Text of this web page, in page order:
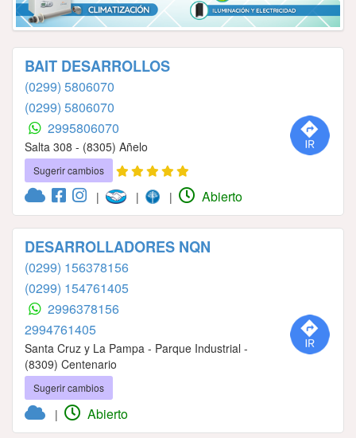
BAIT DESARROLLOS
(0299) 5806070
(0299) 5806070
2995806070
Salta 308 - (8305) Añelo
Sugerir cambios
| | | Abierto
DESARROLLADORES NQN
(0299) 156378156
(0299) 154761405
2996378156
2994761405
Santa Cruz y La Pampa - Parque Industrial -
(8309) Centenario
Sugerir cambios
| Abierto